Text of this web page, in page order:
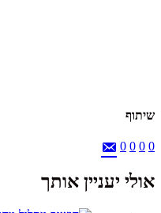
שיתוף
0
0
0
0
אולי יעניין אותך